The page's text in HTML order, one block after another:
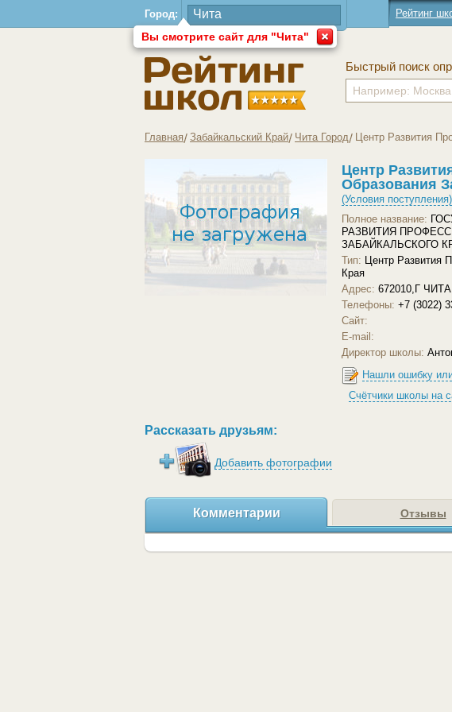
Город:
Вы смотрите сайт для "Чита"
Рейтинг
Быстрый поиск
Главная Забайкальский Край Чита Город Центр Развития
Центр
Образования
(Условия поступления)
Полное название:
РАЗВИТИЯ
ЗАБАЙКАЛЬСКОГО
Тип: Центр Развития
Края
Адрес: 672010,Г
Телефоны: +7 (3022)
Сайт:
E-mail:
Директор школы:
Нашли ошибку
Счётчики школы на
Рассказать друзьям:
Добавить фотографии
Комментарии Отзывы